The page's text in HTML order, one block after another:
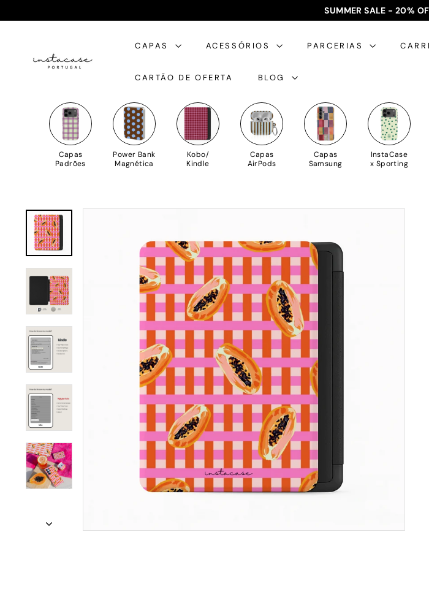
para
pausa
✈️ PORTES GRÁTIS: +35€
SUMMER SALE - 20%
CAPAS ACESSÓRIOS PARCERIAS
CARTÃO DE OFERTA BLOG
Capas
Padrões
Power Bank
Magnética
Kobo/
Kindle
Capas
AirPods
Capas
Samsung
InstaCase
x Sporting